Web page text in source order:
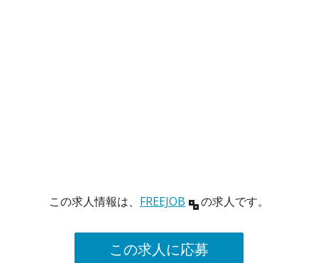
この求人情報は、 FREEJOB の求人です。
この求人に応募